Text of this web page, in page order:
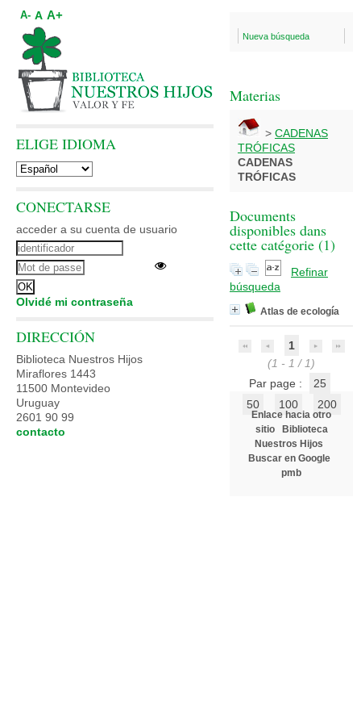
Nueva búsqueda
Materias
> CADENAS
TRÓFICAS
CADENAS
TRÓFICAS
Documents
disponibles dans
cette catégorie (1)
Refinar
búsqueda
Atlas de ecología
1
(1 - 1 / 1)
Par page :
25
50
100 200
Enlace hacia otro
sitio
Biblioteca
Nuestros Hijos
Buscar en Google
pmb
A- A A+
ELIGE IDIOMA
CONECTARSE
acceder a su cuenta de usuario
Olvidé mi contraseña
DIRECCIÓN
Biblioteca Nuestros Hijos
Miraflores 1443
11500 Montevideo
Uruguay
2601 90 99
contacto